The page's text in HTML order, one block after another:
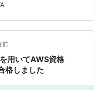
畑です。 私は入社して
はインフラ周りの業務に
した。弊社ではAWSを利
ソース以外にも、より
前
用いてAWS資格
格しました